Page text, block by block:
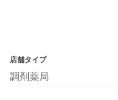
店舗タイプ
調剤薬局